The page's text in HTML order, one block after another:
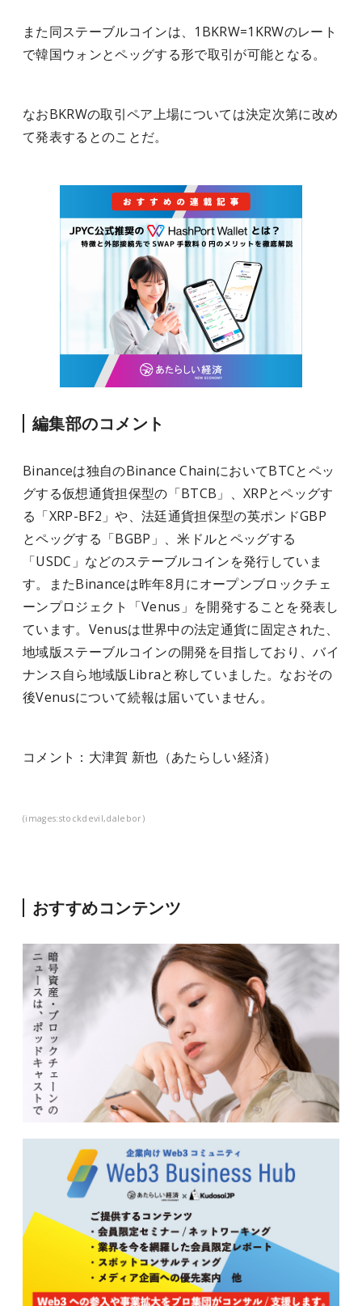
また同ステーブルコインは、1BKRW=1KRWのレート
で韓国ウォンとペッグする形で取引が可能となる。
なおBKRWの取引ペア上場については決定次第に改め
て発表するとのことだ。
編集部のコメント
Binanceは独自のBinance ChainにおいてBTCとペッ
グする仮想通貨担保型の「BTCB」、XRPとペッグす
る「XRP-BF2」や、法廷通貨担保型の英ポンドGBP
とペッグする「BGBP」、米ドルとペッグする
「USDC」などのステーブルコインを発行していま
す。またBinanceは昨年8月にオープンブロックチェ
ーンプロジェクト「Venus」を開発することを発表し
ています。Venusは世界中の法定通貨に固定された、
地域版ステーブルコインの開発を目指しており、バイ
ナンス自ら地域版Libraと称していました。なおその
後Venusについて続報は届いていません。
コメン ト：大津賀 新也（あたらしい経済）
(images:stockdevil,dalebor)
おすすめコンテンツ